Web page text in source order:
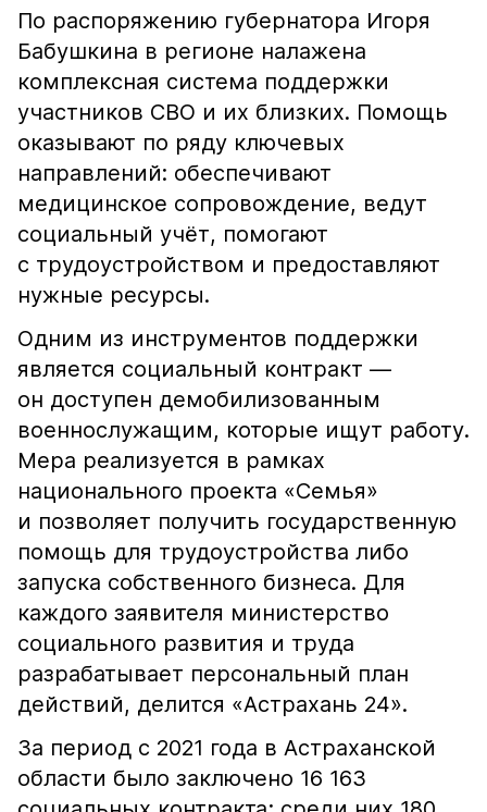
По распоряжению губернатора Игоря
Бабушкина в регионе налажена
комплексная система поддержки
участников СВО и их близких. Помощь
оказывают по ряду ключевых
направлений: обеспечивают
медицинское сопровождение, ведут
социальный учёт, помогают
с трудоустройством и предоставляют
нужные ресурсы.
Одним из инструментов поддержки
является социальный контракт —
он доступен демобилизованным
военнослужащим, которые ищут работу.
Мера реализуется в рамках
национального проекта «Семья»
и позволяет получить государственную
помощь для трудоустройства либо
запуска собственного бизнеса. Для
каждого заявителя министерство
социального развития и труда
разрабатывает персональный план
действий, делится «Астрахань 24».
За период с 2021 года в Астраханской
области было заключено 16 163